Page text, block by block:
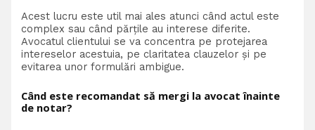
Acest lucru este util mai ales atunci când actul este
complex sau când părțile au interese diferite.
Avocatul clientului se va concentra pe protejarea
intereselor acestuia, pe claritatea clauzelor și pe
evitarea unor formulări ambigue.
Când este recomandat să mergi la avocat înainte
de notar?